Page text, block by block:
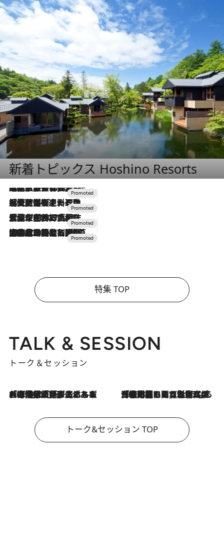
新着トピックス Hoshino Resorts
2026.7.31
【ホテル帰省】という選択肢をOMOが提案。家族とほどよい距離を保つには「昼は実家、夜は気兼ねなくホテルで！」
2026.7.24
【夏限定ディナーコース】旬を迎える稚鮎や花ズッキーニなどをイタリア・トスカーナの郷土料理の手法で満喫！
2026.7.17
「土佐和ハーブかき氷」がOMO7高知に登場！生姜、山椒、大葉など目にも舌にも涼を呼ぶ郷土の味
2026.7.10
NEW OPEN！【界 草津】名湯の地に誕生。趣の異なる2種の温泉と上州ならではの会席・蕎麦割烹など美食を味わう究極の癒やし旅
特集 TOP
TALK & SESSION
トーク＆セッション
2026.8.3
「今後値上げがあるとすれば…」「リスクがあるのは今年の冬」エネルギー専門家が語る、ホルムズ海峡封鎖が家庭にもたらす“ある心配” 2026.8.3
「住宅建てられない…」「サーチャージ料の高値が続いている」ホルムズ海峡封鎖による影響はいつまで続く？《エネルギー専門家に聞く“どうなる日本の暮らし”》
トーク&セッション TOP